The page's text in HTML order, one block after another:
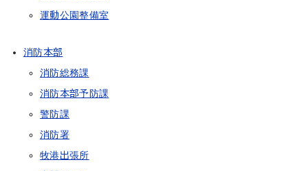
運動公園整備室
消防本部
消防総務課
消防本部予防課
警防課
消防署
牧港出張所